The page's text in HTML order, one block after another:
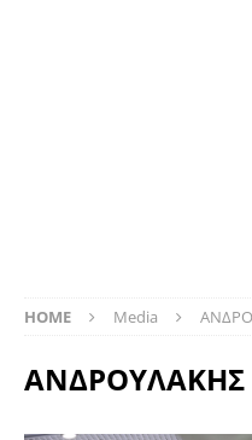
HOME Media
ΑΝΔΡΟΥΛΑΚΗΣ